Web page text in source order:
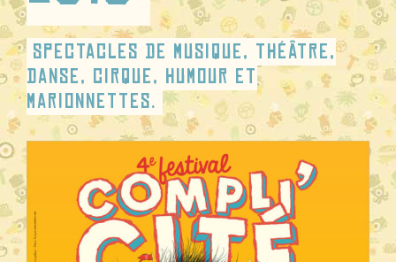
Spectacles de musique, théâtre,
danse, cirque, humour et
marionnettes.